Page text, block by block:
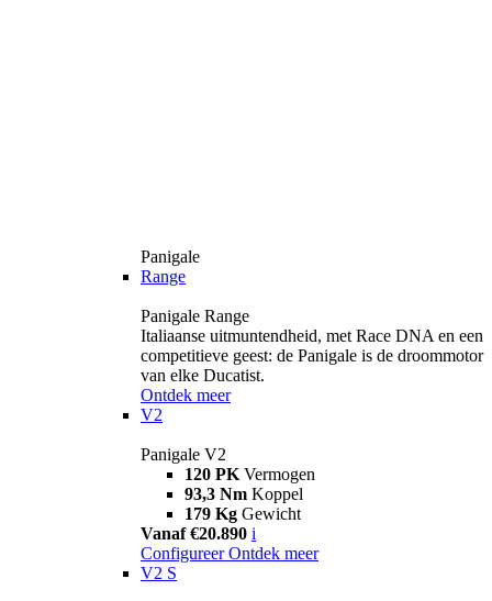
Panigale
Range
Panigale Range
Italiaanse uitmuntendheid, met Race DNA en een
competitieve geest: de Panigale is de droommotor
van elke Ducatist.
Ontdek meer
V2
Panigale V2
120 PK Vermogen
93,3 Nm Koppel
179 Kg Gewicht
Vanaf €20.890 i
Configureer Ontdek meer
V2 S